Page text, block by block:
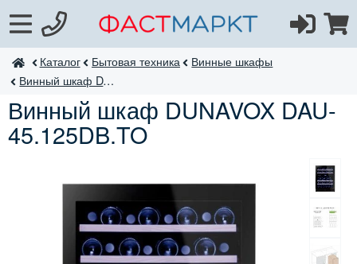
ФастМаркт
Каталог Бытовая техника
Винные шкафы
Винный шкаф DAU-45.125
Винный шкаф DUNAVOX DAU-
45.125DB.TO